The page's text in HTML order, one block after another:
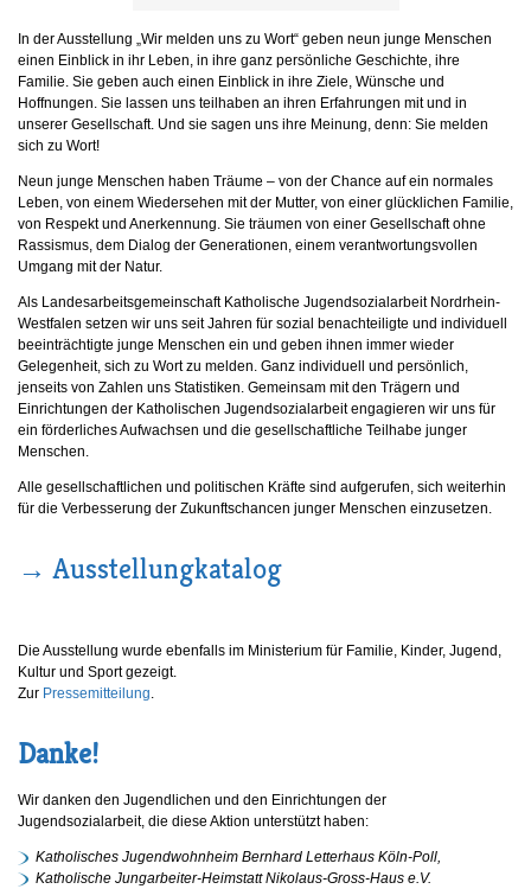
In der Ausstellung „Wir melden uns zu Wort“ geben neun junge Menschen
einen Einblick in ihr Leben, in ihre ganz persönliche Geschichte, ihre
Familie. Sie geben auch einen Einblick in ihre Ziele, Wünsche und
Hoffnungen. Sie lassen uns teilhaben an ihren Erfahrungen mit und in
unserer Gesellschaft. Und sie sagen uns ihre Meinung, denn: Sie melden
sich zu Wort!
Neun junge Menschen haben Träume – von der Chance auf ein normales
Leben, von einem Wiedersehen mit der Mutter, von einer glücklichen Familie,
von Respekt und Anerkennung. Sie träumen von einer Gesellschaft ohne
Rassismus, dem Dialog der Generationen, einem verantwortungsvollen
Umgang mit der Natur.
Als Landesarbeitsgemeinschaft Katholische Jugendsozialarbeit Nordrhein-
Westfalen setzen wir uns seit Jahren für sozial benachteiligte und individuell
beeinträchtigte junge Menschen ein und geben ihnen immer wieder
Gelegenheit, sich zu Wort zu melden. Ganz individuell und persönlich,
jenseits von Zahlen uns Statistiken. Gemeinsam mit den Trägern und
Einrichtungen der Katholischen Jugendsozialarbeit engagieren wir uns für
ein förderliches Aufwachsen und die gesellschaftliche Teilhabe junger
Menschen.
Alle gesellschaftlichen und politischen Kräfte sind aufgerufen, sich weiterhin
für die Verbesserung der Zukunftschancen junger Menschen einzusetzen.
→ Ausstellungkatalog
Die Ausstellung wurde ebenfalls im Ministerium für Familie, Kinder, Jugend,
Kultur und Sport gezeigt.
Zur Pressemitteilung.
Danke!
Wir danken den Jugendlichen und den Einrichtungen der
Jugendsozialarbeit, die diese Aktion unterstützt haben:
Katholisches Jugendwohnheim Bernhard Letterhaus Köln-Poll,
Katholische Jungarbeiter-Heimstatt Nikolaus-Gross-Haus e.V.